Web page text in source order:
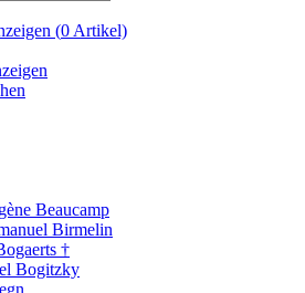
(0 Artikel)
Beaucamp
Birmelin
†
Bogitzky